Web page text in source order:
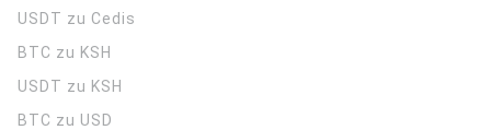
USDT zu Cedis
BTC zu KSH
USDT zu KSH
BTC zu USD